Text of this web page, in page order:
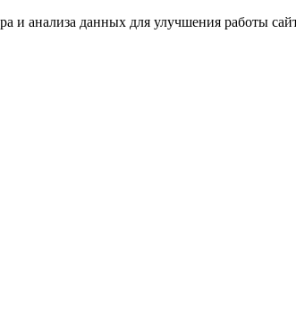
анализа данных для улучшения работы